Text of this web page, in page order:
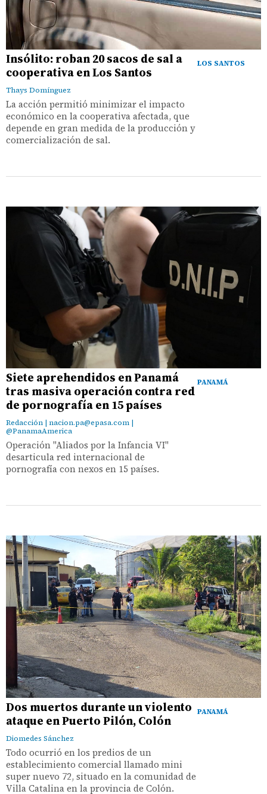
LOS SANTOS
Insólito: roban 20 sacos de sal a
cooperativa en Los Santos
Thays Domínguez
La acción permitió minimizar el impacto
económico en la cooperativa afectada, que
depende en gran medida de la producción y
comercialización de sal.
PANAMÁ
Siete aprehendidos en Panamá
tras masiva operación contra red
de pornografía en 15 países
Redacción | nacion.pa@epasa.com |
@PanamaAmerica
Operación "Aliados por la Infancia VI"
desarticula red internacional de
pornografía con nexos en 15 países.
PANAMÁ
Dos muertos durante un violento
ataque en Puerto Pilón, Colón
Diomedes Sánchez
Todo ocurrió en los predios de un
establecimiento comercial llamado mini
super nuevo 72, situado en la comunidad de
Villa Catalina en la provincia de Colón.